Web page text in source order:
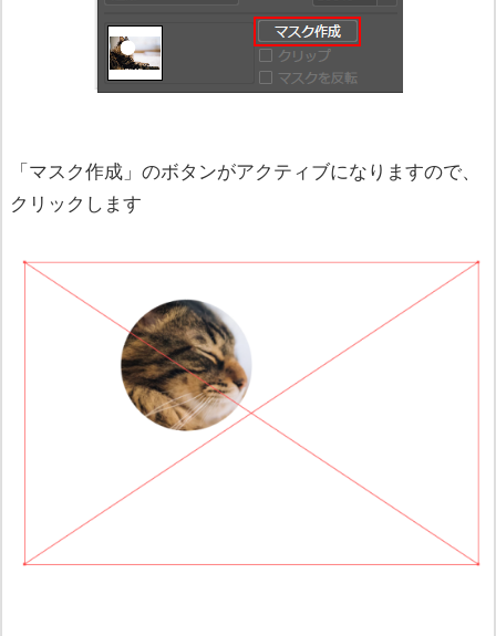
「マスク作成」のボタンがアクティブになりますので、
クリックします